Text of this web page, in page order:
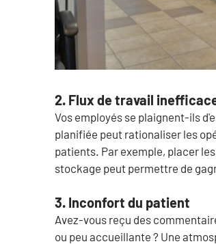
2. Flux de travail
Vos employés se plaignent-ils
planifiée peut rationaliser les
patients. Par exemple, placer
stockage peut permettre de
3. Inconfort du patient
Avez-vous reçu des
ou peu accueillante ? Une